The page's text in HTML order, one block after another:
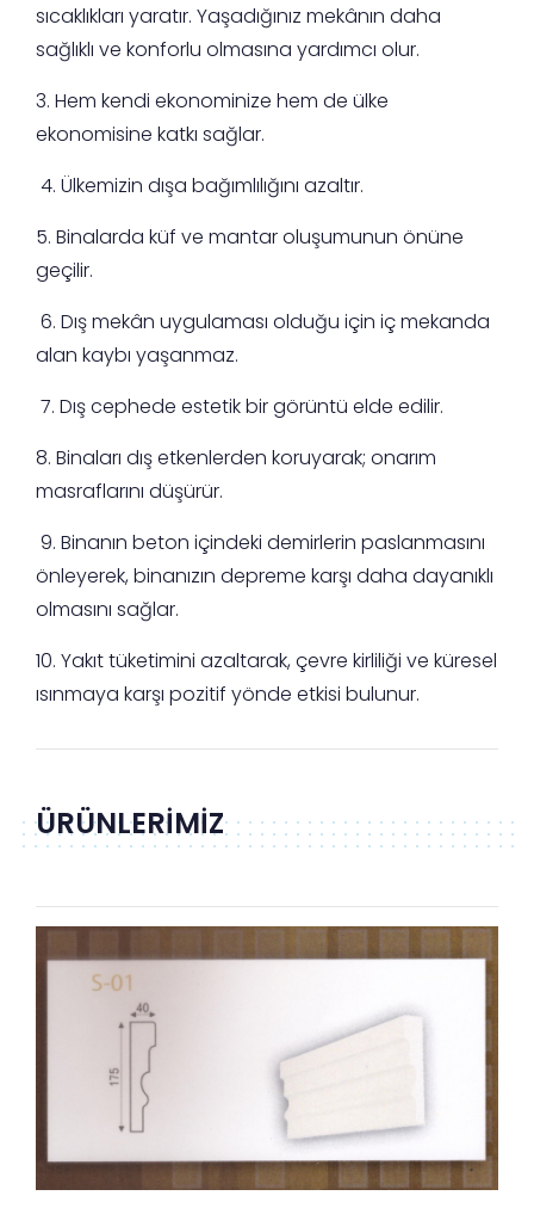
sıcaklıkları yaratır. Yaşadığınız mekânın daha
sağlıklı ve konforlu olmasına yardımcı olur.
3. Hem kendi ekonominize hem de ülke
ekonomisine katkı sağlar.
4. Ülkemizin dışa bağımlılığını azaltır.
5. Binalarda küf ve mantar oluşumunun önüne
geçilir.
6. Dış mekân uygulaması olduğu için iç mekanda
alan kaybı yaşanmaz.
7. Dış cephede estetik bir görüntü elde edilir.
8. Binaları dış etkenlerden koruyarak; onarım
masraflarını düşürür.
9. Binanın beton içindeki demirlerin paslanmasını
önleyerek, binanızın depreme karşı daha dayanıklı
olmasını sağlar.
10. Yakıt tüketimini azaltarak, çevre kirliliği ve küresel
ısınmaya karşı pozitif yönde etkisi bulunur.
ÜRÜNLERİMİZ